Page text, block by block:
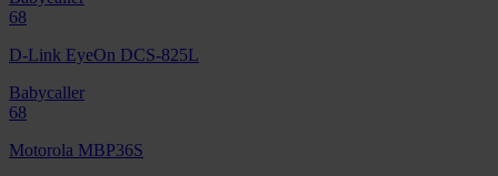
68
D-Link EyeOn DCS-825L
Babycaller
68
Motorola MBP36S